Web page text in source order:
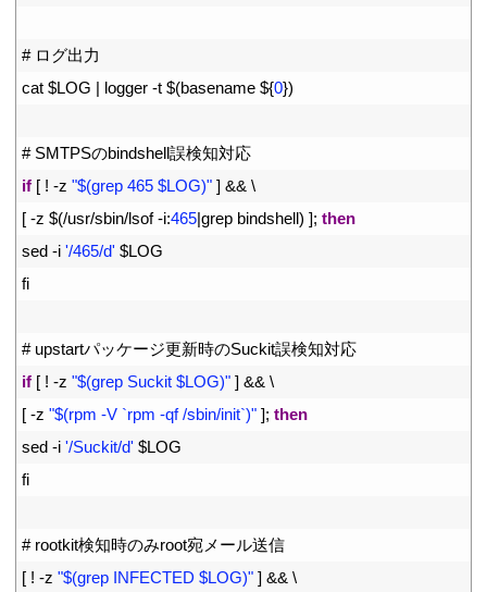
# ログ出力
cat $LOG | logger -t $(basename ${0})
# SMTPSのbindshell誤検知対応
if [ ! -z "$(grep 465 $LOG)" ] && \
[ -z $(/usr/sbin/lsof -i:465|grep bindshell) ]; then
sed -i '/465/d' $LOG
fi
# upstartパッケージ更新時のSuckit誤検知対応
if [ ! -z "$(grep Suckit $LOG)" ] && \
[ -z "$(rpm -V `rpm -qf /sbin/init`)" ]; then
sed -i '/Suckit/d' $LOG
fi
# rootkit検知時のみroot宛メール送信
[ ! -z "$(grep INFECTED $LOG)" ] && \